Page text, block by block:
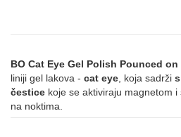
BO Cat Eye Gel Polish Pounced on
liniji gel lakova - cat eye, koja sadrži
čestice koje se aktiviraju magnetom i
na noktima.